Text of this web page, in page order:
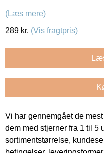
(Læs mere)
289 kr. (Vis fragtpris)
Vi har gennemgået de
dem med stjerner fra 1 til 5
sortimentstørrelse,